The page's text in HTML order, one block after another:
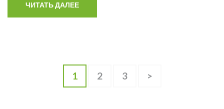
ЧИТАТЬ ДАЛЕЕ
ПагинацияСтраница
1 Страница
2 Страница
3 >